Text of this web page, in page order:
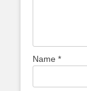
Name *